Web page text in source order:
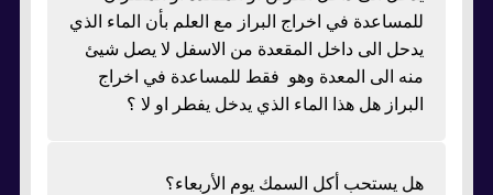
للمساعدة في اخراج البراز مع العلم بأن الماء الذي
يدحل الى داخل المقعدة من الاسفل لا يصل شيئ
منه الى المعدة وهو فقط للمساعدة في اخراج
البراز هل هذا الماء الذي يدخل يفطر او لا ؟
هل يستحب أكل السمك يوم الأربعاء؟